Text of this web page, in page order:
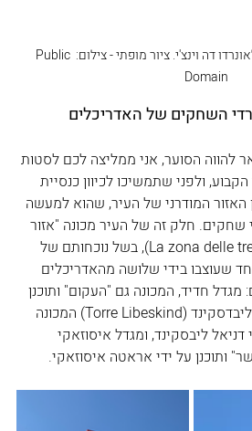
‏"הסעודה האחרונה" של לאונרדו דה וינצ'י. ציור מופתי‏ - צילום: Public
Domain
השחקים של האדריכלים
להווה הסוער, אני ממליצה לכם לסטות
ולפני שתמשיכו לכיוון כנסיית
האזור המודרני של העיר, שהוא למעשה
שחקים. חלק זה של העיר מכונה "אזור
שלושת המגדלים" (La zona delle tre torri), בשל נוכחותם של
שעוצבו בידי שלושה מהאדריכלים
חדיד, המכונה גם "העקום" ותוכנן
על ידי זאהה חדיד, מגדל ליבדסקינד (Torre Libeskind) המכונה
דניאל ליבסקינד, ומגדל איסוזאקי